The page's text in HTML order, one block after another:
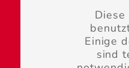
touristik@kanu-Einige
sind